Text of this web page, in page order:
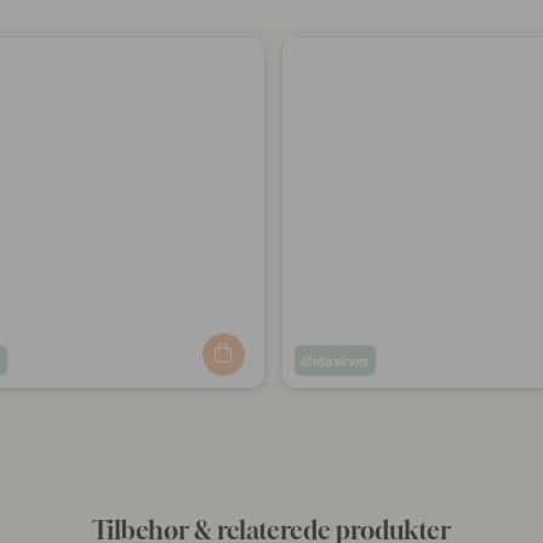
Opslag
idaskvm
Tilbehør & relaterede produkter